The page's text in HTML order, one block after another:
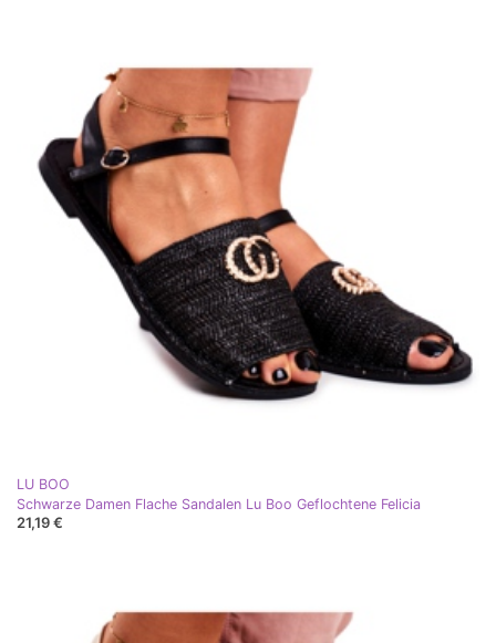
LU BOO
Schwarze Damen Flache Sandalen Lu Boo Geflochtene Felicia
21,19 €